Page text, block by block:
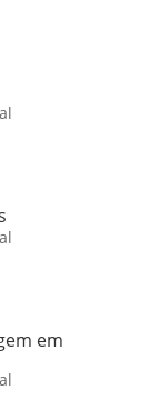
em